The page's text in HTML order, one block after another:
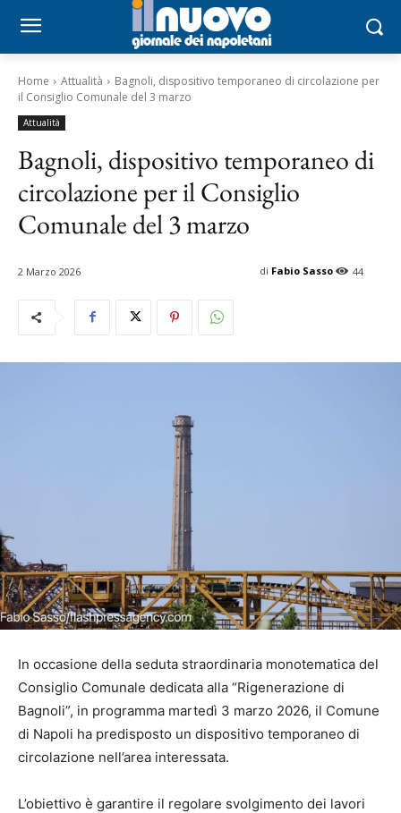
Home Attualità
Bagnoli, dispositivo temporaneo di circolazione per
il Consiglio Comunale del 3 marzo
Attualità
Bagnoli, dispositivo temporaneo di
circolazione per il Consiglio
Comunale del 3 marzo
2 Marzo 2026 44
di Fabio Sasso
In occasione della seduta straordinaria monotematica del
Consiglio Comunale dedicata alla “Rigenerazione di
Bagnoli”, in programma martedì 3 marzo 2026, il Comune
di Napoli ha predisposto un dispositivo temporaneo di
circolazione nell’area interessata.
L’obiettivo è garantire il regolare svolgimento dei lavori